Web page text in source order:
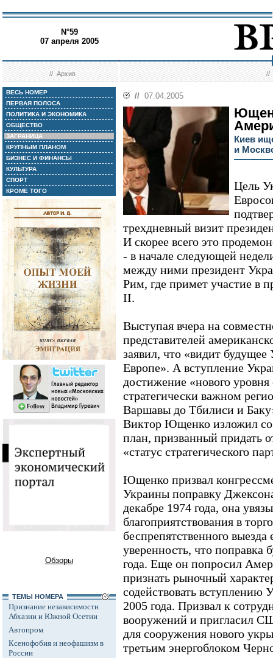
N°59
07 апреля 2005
//Архив //
ВЕСЬ НОМЕР
ПЕРВАЯ ПОЛОСА
ПОЛИТИКА И ЭКОНОМИКА
ОБЩЕСТВО
ЗАГРАНИЦА
КРУПНЫМ ПЛАНОМ
БИЗНЕС И ФИНАНСЫ
КУЛЬТУРА
СПОРТ
КРОМЕ ТОГО
Обзоры
ТЕМЫ НОМЕРА
Признание независимости
Абхазии и Южной Осетии
Автопром
Ксенофобия и неофашизм в
России
// 07.04.2005
Киев
и
Цель
трехдневный визит
И скорее всего это
- в начале следующей
между ними президент
Рим, где примет участие в
II.
Выступая вчера на
представителей
заявил, что «видит
Европе». А вступление
достижение «нового уровня
стратегически важном
Варшавы до Тбилиси и
Виктор Ющенко изложил
план, призванный придать
«статус стратегического
Ющенко призвал
Украины поправку
декабре 1974 года, она
благоприятствования в
беспрепятственного
уверенность, что поправка
года. Еще он попросил
признать рыночный
содействовать
2005 года. Призвал к
вооружений и пригласил
для сооружения нового
третьим энергоблоком